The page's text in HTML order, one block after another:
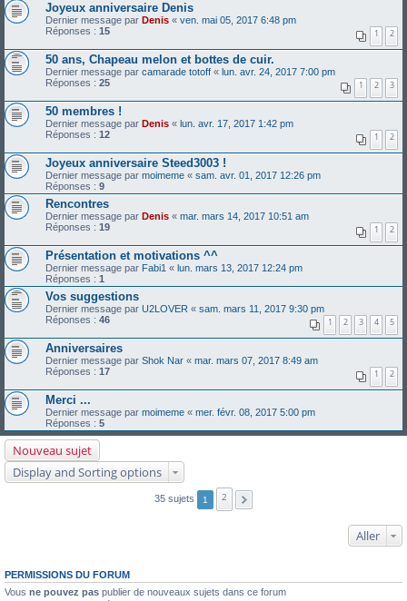
Joyeux anniversaire Denis
Dernier message par Denis « ven. mai 05, 2017 6:48 pm
Réponses : 15 1 2
50 ans, Chapeau melon et bottes de cuir.
Dernier message par camarade totoff « lun. avr. 24, 2017 7:00 pm
Réponses : 25 1 2 3
50 membres !
Dernier message par Denis « lun. avr. 17, 2017 1:42 pm
Réponses : 12 1 2
Joyeux anniversaire Steed3003 !
Dernier message par moimeme « sam. avr. 01, 2017 12:26 pm
Réponses : 9
Rencontres
Dernier message par Denis « mar. mars 14, 2017 10:51 am
Réponses : 19 1 2
Présentation et motivations ^^
Dernier message par Fabi1 « lun. mars 13, 2017 12:24 pm
Réponses : 1
Vos suggestions
Dernier message par U2LOVER « sam. mars 11, 2017 9:30 pm
Réponses : 46 1 2 3 4 5
Anniversaires
Dernier message par Shok Nar « mar. mars 07, 2017 8:49 am
Réponses : 17 1 2
Merci ...
Dernier message par moimeme « mer. févr. 08, 2017 5:00 pm
Réponses : 5
Nouveau sujet
Display and Sorting options
35 sujets 1 2
Aller
PERMISSIONS DU FORUM
Vous ne pouvez pas publier de nouveaux sujets dans ce forum